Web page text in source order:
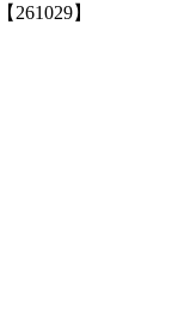
】